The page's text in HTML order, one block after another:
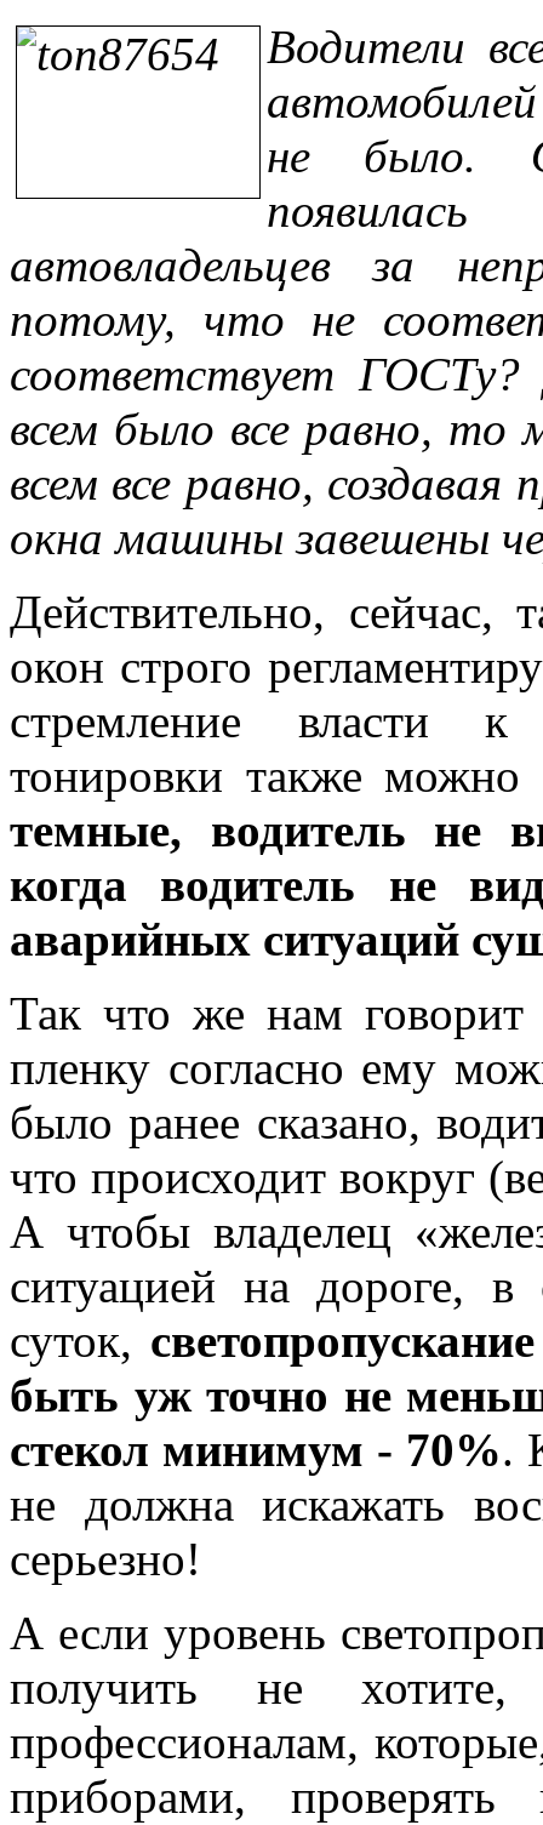
Водители
не было.
автовладельцев за
потому, что не
соответствует
всем было все равно,
всем все равно,
окна машины завешены
Действительно, сейчас,
окон строго
стремление власти к
тонировки также
темные, водитель не
когда водитель не
аварийных ситуаций
Так что же нам
пленку согласно ему
было ранее сказано,
что происходит вокруг
А чтобы владелец
ситуацией на дороге, в
суток,
быть уж точно не
стекол минимум - 70%.
не должна искажать
серьезно!
А если уровень
получить не
профессионалам,
приборами, проверять